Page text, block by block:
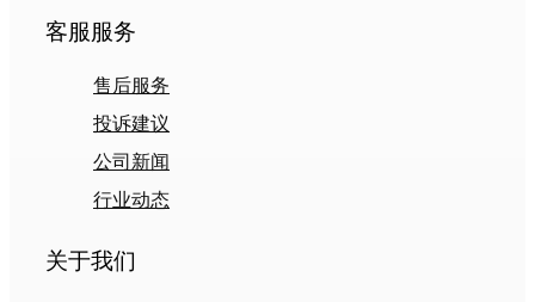
客服服务
售后服务
投诉建议
公司新闻
行业动态
关于我们